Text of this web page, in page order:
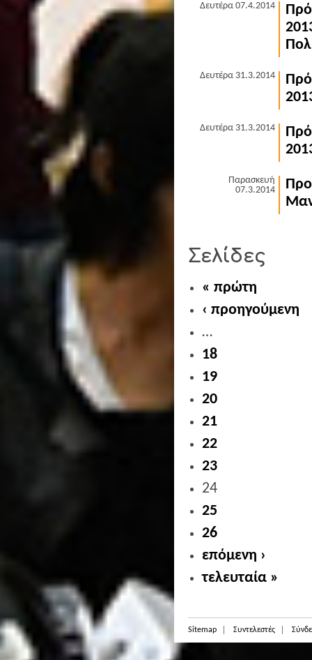
Δευτέρα 07.4.2014
Δευτέρα 31.3.2014
Δευτέρα 31.3.2014
Παρασκευή
07.3.2014
Σελίδες
« πρώτη
‹ προηγούμενη
…
18
19
20
21
22
23
24
25
26
επόμενη ›
τελευταία »
Sitemap Συντελεστές